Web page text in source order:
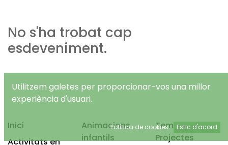
No s'ha trobat cap
esdeveniment.
Inici
Activitats en
Animacions
infantils
Temps Lliure
Projectes
Utilitzem galetes per proporcionar-vos una millor
experiència d'usuari.
Política de cookies Estic d'acord